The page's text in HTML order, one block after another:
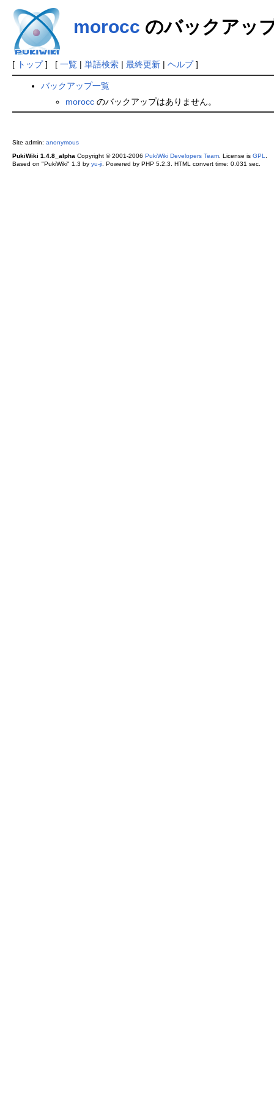
morocc のバックアッ
[ トップ] [ 一覧| 単語検索| 最終更新| ヘルプ]
バックアップ一覧
moroccのバックアップはありません。
Site admin: anonymous
PukiWiki 1.4.8_alpha Copyright © 2001-2006 PukiWiki Developers Team. License is GPL
Based on "PukiWiki" 1.3 by yu-ji. Powered by PHP 5.2.3. HTML convert time: 0.031 sec.